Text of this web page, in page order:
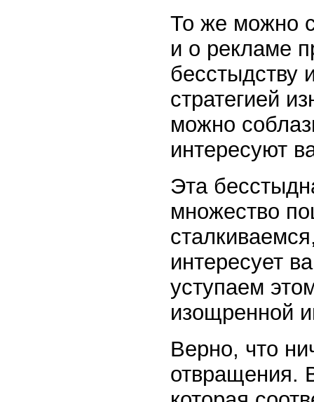
То же можно
и о рекламе
бесстыдству
стратегией
можно
интересуют
Эта
множество
интересует
уступаем
изощренной
Верно, что
отвращения.